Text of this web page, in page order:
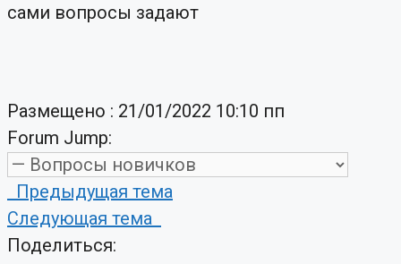
сами вопросы задают
Размещено : 21/01/2022 10:10 пп
Forum Jump:
Предыдущая тема
Следующая тема
Поделиться: